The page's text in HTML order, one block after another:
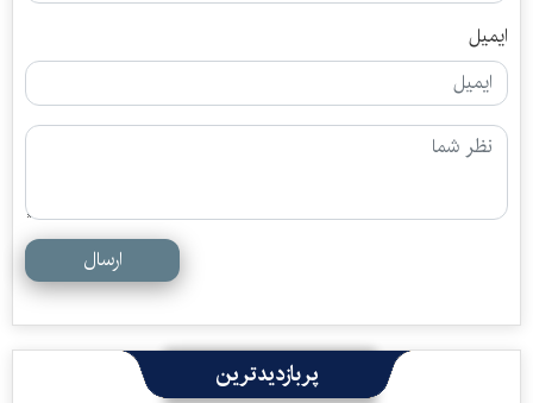
ایمیل
ارسال
پربازدیدترین